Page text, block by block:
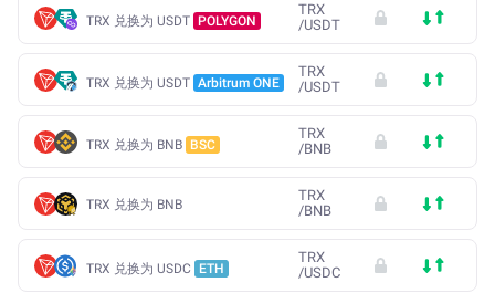
TRX 兑换为 USDT POLYGON
TRX
/USDT
TRX 兑换为 USDT Arbitrum ONE
TRX
/USDT
TRX 兑换为 BNB BSC
TRX
/BNB
TRX 兑换为 BNB
TRX
/BNB
TRX 兑换为 USDC ETH
TRX
/USDC